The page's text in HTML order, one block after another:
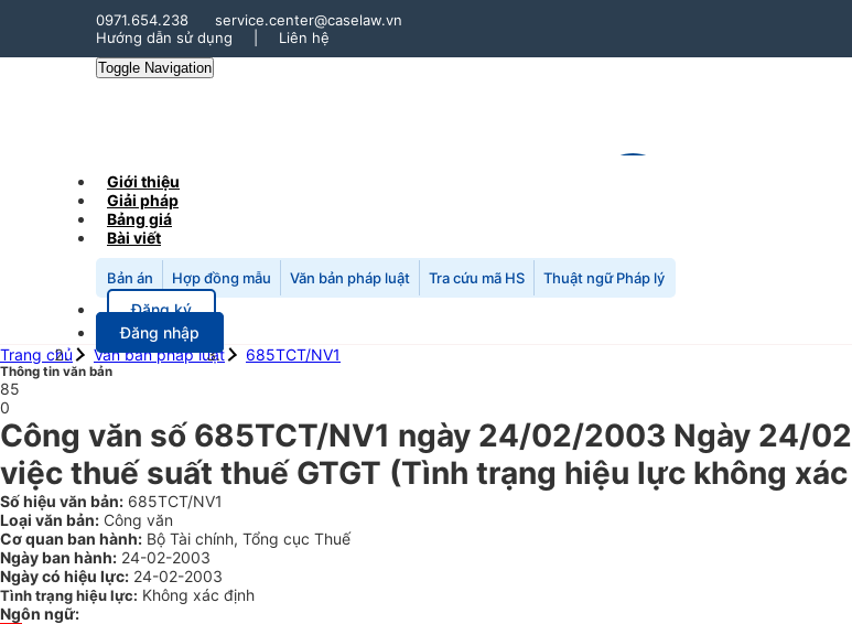
0971.654.238
service.center@caselaw.vn
Hướng dẫn sử dụng
Liên hệ
Toggle Navigation
Giới thiệu
Giải pháp
Bảng giá
Bài viết
Bản án Hợp đồng mẫu Văn bản pháp luật Tra cứu mã HS Thuật ngữ Pháp lý
Đăng ký
Đăng nhập
Trang chủ
Văn bản pháp luật 685TCT/NV1
Thông tin văn bản
85
0
Công văn số 685TCT/NV1 ngày 24/02/2003 Ngày 24/
việc thuế suất thuế GTGT (Tình trạng hiệu lực không
Số hiệu văn bản: 685TCT/NV1
Loại văn bản: Công văn
Cơ quan ban hành: Bộ Tài chính, Tổng cục Thuế
Ngày ban hành: 24-02-2003
Ngày có hiệu lực: 24-02-2003
Tình trạng hiệu lực: Không xác định
Ngôn ngữ: